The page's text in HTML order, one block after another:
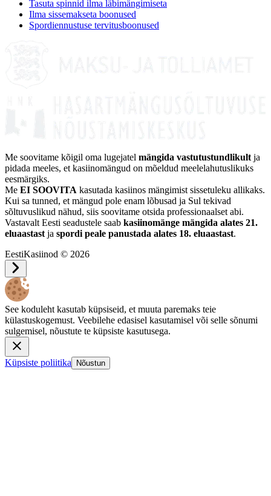
Tasuta spinnid ilma läbimängimiseta
Ilma sissemakseta boonused
Spordiennustuse tervitusboonused
Me soovitame kõigil oma lugejatel mängida vastutustundlikult ja
pidada meeles, et kasiinomängud on mõeldud meelelahutuslikuks
eesmärgiks.
Me EI SOOVITA kasutada kasiinos mängimist sissetuleku allikaks.
Kui sa tunned, et mängud pole enam lõbusad ja Sul tekivad
sõltuvuslikud nähud, siis soovitame otsida professionaalset abi.
Vastavalt Eesti seadustele saab kasiinomänge mängida alates 21.
eluaastast ja spordi peale panustada alates 18. eluaastast.
EestiKasiinod © 2026
See koduleht kasutab küpsiseid, et muuta paremaks teie
külastuskogemust. Veebilehe edasisel kasutamisel või selle sõnumi
sulgemisel, nõustute te küpsiste kasutusega.
Küpsiste poliitika Nõustun